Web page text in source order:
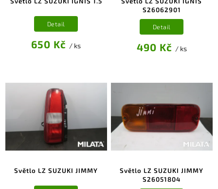
650 Kč / ks
Detail
S26062901
490 Kč / ks
Detail
Světlo LZ SUZUKI JIMMY
Světlo LZ SUZUKI JIMMY
S26051804